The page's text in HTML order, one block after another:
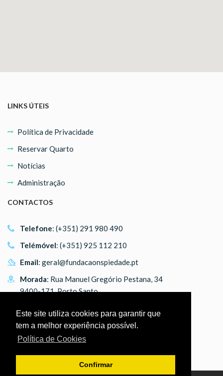
Este site utiliza cookies para garantir que
tem a melhor experiência possível.
Política de Cookies
Confirmar
LINKS ÚTEIS
Política de Privacidade
Reservar Quarto
Notícias
Administração
CONTACTOS
Telefone: (+351) 291 980 490
Telémóvel: (+351) 925 112 210
Email: geral@fundacaonspiedade.pt
Morada: Rua Manuel Gregório Pestana, 34
9400-171, Porto Santo
SIGA-NOS
Facebook